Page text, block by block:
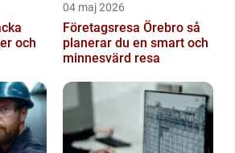
och
04 maj 2026
Företagsresa Örebro så
planerar du en smart och
minnesvärd resa